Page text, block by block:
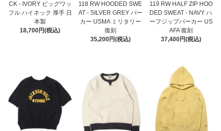
CK - IVORY ビッグワッ
フル ハイネック 厚手 日
本製
18,700円(税込)
118 RW HOODED SWE
AT - SILVER GREY パー
カー USMA ミリタリー
復刻
35,200円(税込)
119 RW HALF ZIP HOO
DED SWEAT - NAVY ハ
ーフジップパーカー US
AFA 復刻
37,400円(税込)